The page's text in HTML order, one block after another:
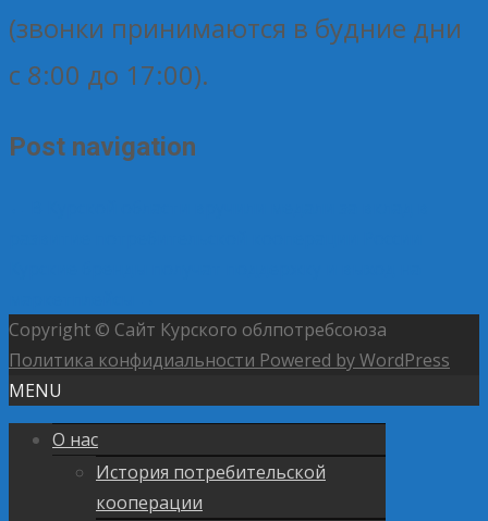
(звонки принимаются в будние дни
с 8:00 до 17:00).
Post navigation
Copyright © Сайт Курского облпотребсоюза
Политика конфидиальности Powered by WordPress
MENU
О нас
История потребительской
кооперации